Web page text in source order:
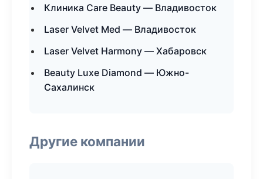
Клиника Care Beauty — Владивосток
Laser Velvet Med — Владивосток
Laser Velvet Harmony — Хабаровск
Beauty Luxe Diamond — Южно-
Сахалинск
Другие компании